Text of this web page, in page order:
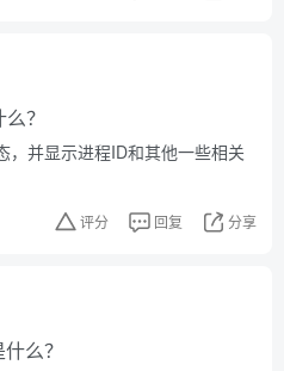
？
，并显示进程ID和其他一些相关
评分 回复 分享
么？